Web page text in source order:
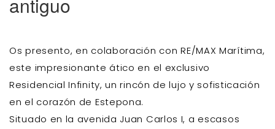
Os presento, en colaboración con RE/MAX Marítima,
este impresionante ático en el exclusivo
Residencial Infinity, un rincón de lujo y sofisticación
en el corazón de Estepona.
Situado en la avenida Juan Carlos I, a escasos